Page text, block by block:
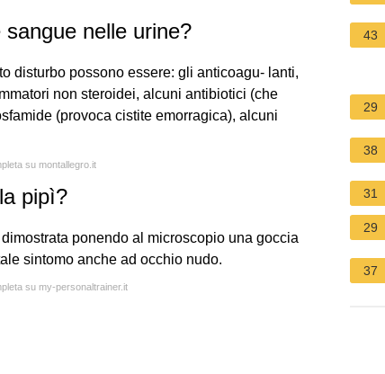
nelle urine?
disturbo possono essere: gli anticoagu- lanti,
non steroidei, alcuni antibiotici (che
(provoca cistite emorragica), alcuni
su montallegro.it
pipì?
ponendo al microscopio una goccia
sintomo anche ad occhio nudo.
su my-personaltrainer.it
43
29
38
31
29
37